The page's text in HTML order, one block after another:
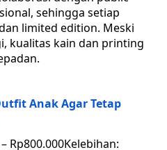
sehingga setiap
limited edition. Meski
kualitas kain dan printing
Anak Agar Tetap
Rp800.000Kelebihan: